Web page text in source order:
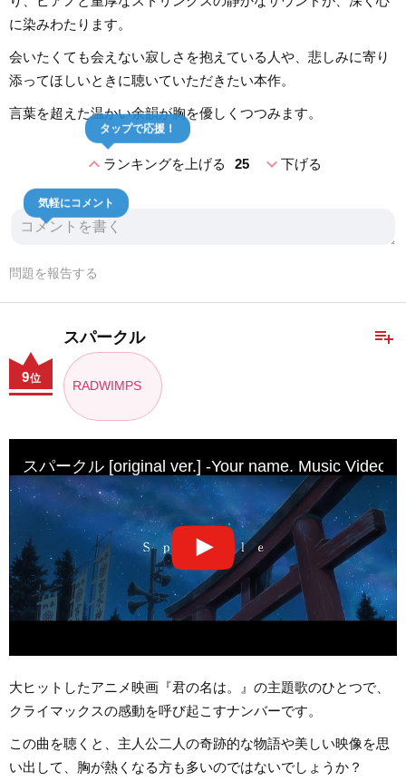
に染みわたります。
会いたくても会えない寂しさを抱えている人や、悲しみに寄り
添ってほしいときに聴いていただきたい本作。
言葉を超えた温かい余韻が胸を優しくつつみます。
expand_lessランキングを上げる 25
タップで応援！
expand_more下げる
気軽にコメント
問題を報告する
playlist_add
スパークル
RADWIMPS
9位
スパークル [original ver.] -Your name. Music Video
大ヒットしたアニメ映画『君の名は。』の主題歌のひとつで、
クライマックスの感動を呼び起こすナンバーです。
この曲を聴くと、主人公二人の奇跡的な物語や美しい映像を思
い出して、胸が熱くなる方も多いのではないでしょうか？